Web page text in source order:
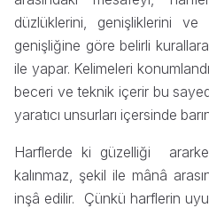
düzlüklerini, genişliklerini ve
genişliğine göre belirli
ile yapar. Kelimeleri
beceri ve teknik içerir bu
yaratıcı unsurları içersinde
Harflerde ki güzelliği
kalınmaz, şekil ile mânâ
inşâ edilir. Çünkü harflerin